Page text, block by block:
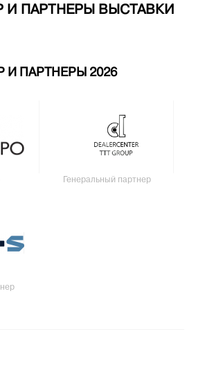
И ПАРТНЕРЫ ВЫСТАВКИ
И ПАРТНЕРЫ 2026
Генеральный партнер